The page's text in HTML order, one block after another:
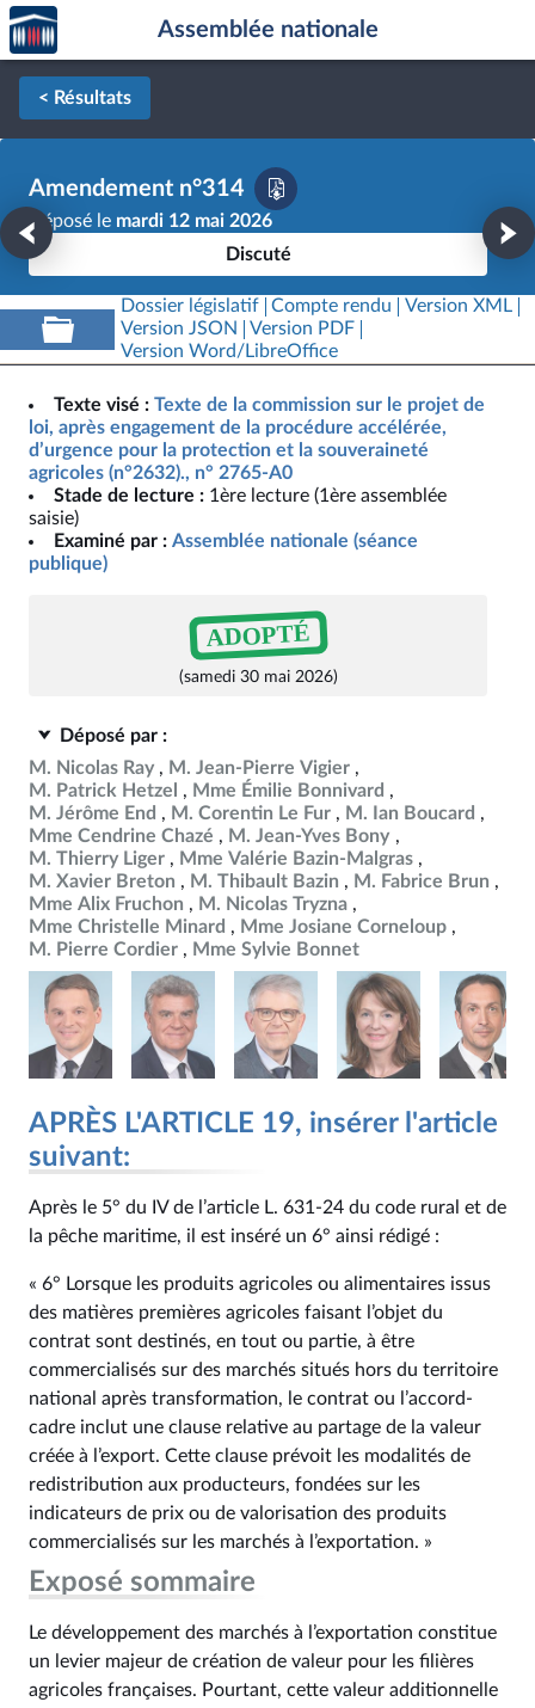
Aller au contenu
Aller en bas de la page
Accèder
à la
page
d'accueil
Assemblée nationale
< Résultats
Amendement n°314
Déposé le mardi 12 mai 2026
Discuté
Dossier législatif Compte rendu
Version XML
Version JSON
Version PDF
Version Word/LibreOffice
Texte visé : Texte de la commission sur le projet de
loi, après engagement de la procédure accélérée,
d’urgence pour la protection et la souveraineté
agricoles (n°2632)., n° 2765-A0
Stade de lecture : 1ère lecture (1ère assemblée
saisie)
Examiné par : Assemblée nationale (séance
publique)
ADOPTÉ
(samedi 30 mai 2026)
Déposé par :
M. Nicolas Ray
M. Jean-Pierre Vigier
M. Patrick Hetzel
Mme Émilie Bonnivard
M. Jérôme End
M. Corentin Le Fur
M. Ian Boucard
Mme Cendrine Chazé
M. Jean-Yves Bony
M. Thierry Liger
Mme Valérie Bazin-Malgras
M. Xavier Breton
M. Thibault Bazin
M. Fabrice Brun
Mme Alix Fruchon
M. Nicolas Tryzna
Mme Christelle Minard
Mme Josiane Corneloup
M. Pierre Cordier
Mme Sylvie Bonnet
APRÈS L'ARTICLE 19, insérer l'article
suivant:
Après le 5° du IV de l’article L. 631‑24 du code rural et de
la pêche maritime, il est inséré un 6° ainsi rédigé :
« 6° Lorsque les produits agricoles ou alimentaires issus
des matières premières agricoles faisant l’objet du
contrat sont destinés, en tout ou partie, à être
commercialisés sur des marchés situés hors du territoire
national après transformation, le contrat ou l’accord-
cadre inclut une clause relative au partage de la valeur
créée à l’export. Cette clause prévoit les modalités de
redistribution aux producteurs, fondées sur les
indicateurs de prix ou de valorisation des produits
commercialisés sur les marchés à l’exportation. »
Exposé sommaire
Le développement des marchés à l’exportation constitue
un levier majeur de création de valeur pour les filières
agricoles françaises. Pourtant, cette valeur additionnelle